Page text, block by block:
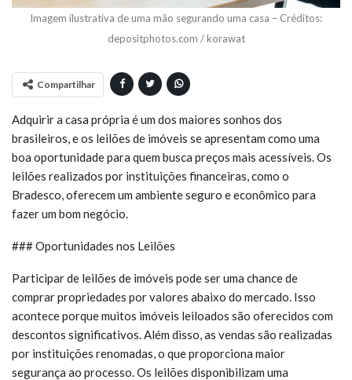
Imagem ilustrativa de uma mão segurando uma casa – Créditos:
depositphotos.com / korawat
Compartilhar
Adquirir a casa própria é um dos maiores sonhos dos
brasileiros, e os leilões de imóveis se apresentam como uma
boa oportunidade para quem busca preços mais acessíveis. Os
leilões realizados por instituições financeiras, como o
Bradesco, oferecem um ambiente seguro e econômico para
fazer um bom negócio.
### Oportunidades nos Leilões
Participar de leilões de imóveis pode ser uma chance de
comprar propriedades por valores abaixo do mercado. Isso
acontece porque muitos imóveis leiloados são oferecidos com
descontos significativos. Além disso, as vendas são realizadas
por instituições renomadas, o que proporciona maior
segurança ao processo. Os leilões disponibilizam uma